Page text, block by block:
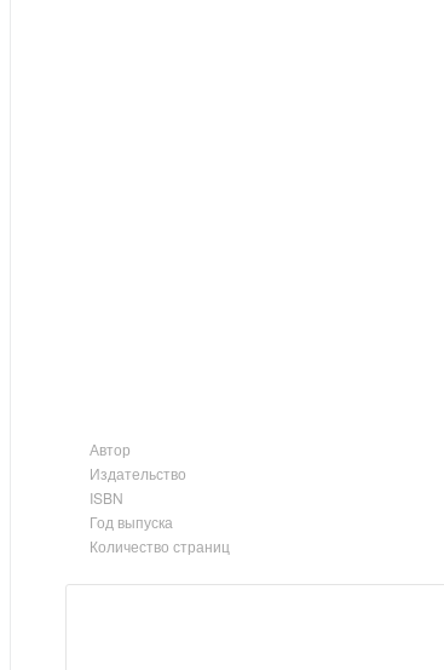
Автор
Издательство
ISBN
Год выпуска
Количество страниц